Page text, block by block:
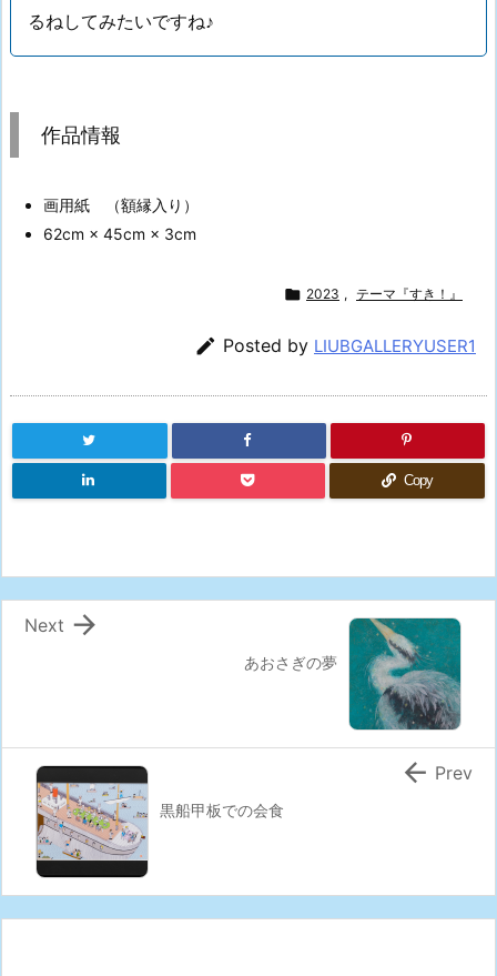
るねしてみたいですね♪
作品情報
画用紙 （額縁入り）
62cm × 45cm × 3cm
 2023 , テーマ『すき！』
 Posted by LIUBGALLERYUSER1
Copy
あおさぎの夢

Next
黒船甲板での会食
 Prev